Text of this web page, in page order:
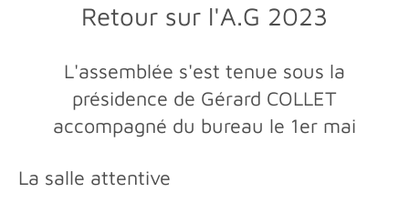
Retour sur l'A.G 2023
L'assemblée s'est tenue sous la
présidence de Gérard COLLET
accompagné du bureau le 1er mai
La salle attentive